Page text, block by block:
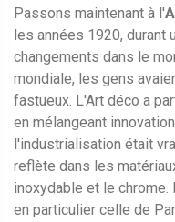
Passons maintenant à l'
les années 1920, durant
changements dans le
mondiale, les gens
fastueux. L'Art déco a
en mélangeant
l'industrialisation était
reflète dans les
inoxydable et le
en particulier celle de